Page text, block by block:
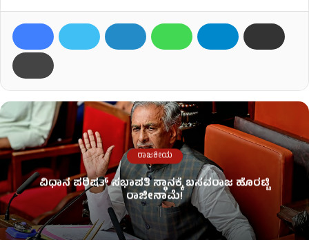
ರಾಜಕೀಯ
ವಿಧಾನ ಪರಿಷತ್ ಸಭಾಪತಿ ಸ್ಥಾನಕ್ಕೆ ಬಸವರಾಜ ಹೊರಟ್ಟಿ
ರಾಜೀನಾಮೆ!